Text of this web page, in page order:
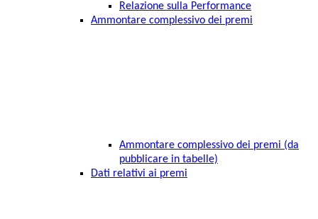
Relazione sulla Performance
Ammontare complessivo dei premi
Ammontare complessivo dei premi (da
pubblicare in tabelle)
Dati relativi ai premi